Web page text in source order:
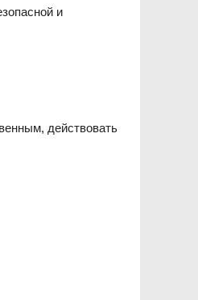
и
действовать